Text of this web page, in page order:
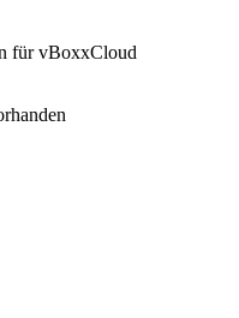
für vBoxxCloud